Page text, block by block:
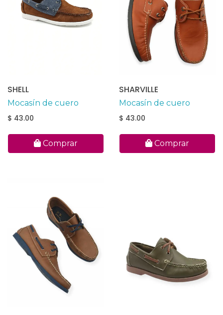
SHELL
Mocasín de cuero
$ 43.00
Comprar
SHARVILLE
Mocasín de cuero
$ 43.00
Comprar